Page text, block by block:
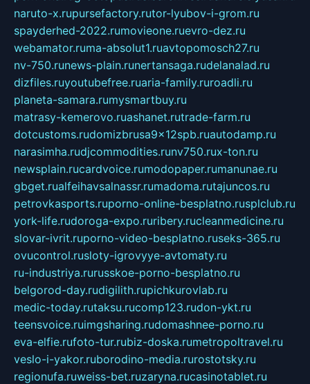
naruto-x.rupursefactory.rutor-lyubov-i-grom.ru
spayderhed-2022.rumovieone.ruevro-dez.ru
webamator.ruma-absolut1.ruavtopomosch27.ru
nv-750.runews-plain.runertansaga.rudelanalad.ru
dizfiles.ruyoutubefree.ruaria-family.ruroadli.ru
planeta-samara.rumysmartbuy.ru
matrasy-kemerovo.ruashanet.rutrade-farm.ru
dotcustoms.rudomizbrusa9x12spb.ruautodamp.ru
narasimha.rudjcommodities.runv750.rux-ton.ru
newsplain.rucardvoice.rumodopaper.rumanunae.ru
gbget.rualfeihavsalnassr.rumadoma.rutajuncos.ru
petrovkasports.ruporno-online-besplatno.rusplclub.ru
york-life.rudoroga-expo.ruribery.rucleanmedicine.ru
slovar-ivrit.ruporno-video-besplatno.ruseks-365.ru
ovucontrol.rusloty-igrovyye-avtomaty.ru
ru-industriya.rurusskoe-porno-besplatno.ru
belgorod-day.rudigilith.rupichkurovlab.ru
medic-today.rutaksu.rucomp123.rudon-ykt.ru
teensvoice.ruimgsharing.rudomashnee-porno.ru
eva-elfie.rufoto-tur.rubiz-doska.rumetropoltravel.ru
veslo-i-yakor.ruborodino-media.rurostotsky.ru
regionufa.ruweiss-bet.ruzaryna.rucasinotablet.ru